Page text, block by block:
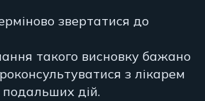
звертатися до
такого висновку бажано
з лікарем
дій.